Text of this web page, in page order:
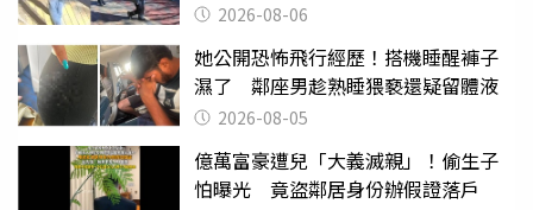
2026-08-06
她公開恐怖飛行經歷！搭機睡醒褲子
濕了 鄰座男趁熟睡猥褻還疑留體液
2026-08-05
億萬富豪遭兒「大義滅親」！偷生子
怕曝光 竟盜鄰居身份辦假證落戶